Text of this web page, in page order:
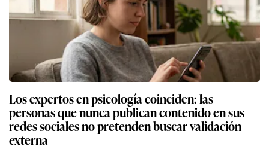
Los expertos en psicología coinciden: las
personas que nunca publican contenido en sus
redes sociales no pretenden buscar validación
externa